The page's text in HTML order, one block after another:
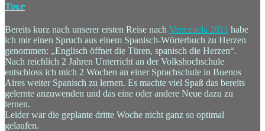
Tour
Bereits kurz nach unserer ersten Reise nach Venezuela 2011 habe
ich mir einen Spruch aus einem Spanisch-Wörterbuch zu Herzen
genommen: „Englisch öffnet die Türen, spanisch die Herzen“.
Nach reichlich 2 Jahren Unterricht an der Volkshochschule
entschloss ich mich 2 Wochen an einer Sprachschule in Buenos
Aires weiter Spanisch zu lernen. Es machte viel Spaß das bereits
gelernte anzuwenden und das eine oder andere Neue dazu zu
lernen.
Leider war die geplante dritte Woche nicht ganz so optimal
gelaufen.